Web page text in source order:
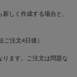
しく作成する場合と、
注文4日後）
ります。ご注文は問題な